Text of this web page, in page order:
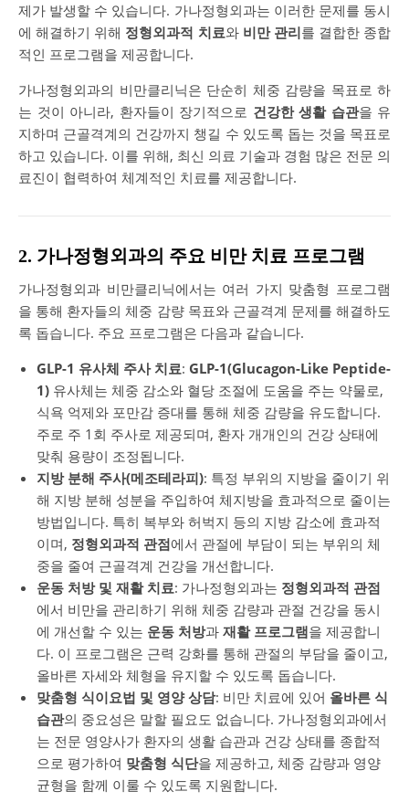
제가 발생할 수 있습니다. 가나정형외과는 이러한 문제를 동시
에 해결하기 위해 정형외과적 치료와 비만 관리를 결합한 종합
적인 프로그램을 제공합니다.
가나정형외과의 비만클리닉은 단순히 체중 감량을 목표로 하
는 것이 아니라, 환자들이 장기적으로 건강한 생활 습관을 유
지하며 근골격계의 건강까지 챙길 수 있도록 돕는 것을 목표로
하고 있습니다. 이를 위해, 최신 의료 기술과 경험 많은 전문 의
료진이 협력하여 체계적인 치료를 제공합니다.
2. 가나정형외과의 주요 비만 치료 프로그램
가나정형외과 비만클리닉에서는 여러 가지 맞춤형 프로그램
을 통해 환자들의 체중 감량 목표와 근골격계 문제를 해결하도
록 돕습니다. 주요 프로그램은 다음과 같습니다.
GLP-1 유사체 주사 치료: GLP-1(Glucagon-Like Peptide-
1) 유사체는 체중 감소와 혈당 조절에 도움을 주는 약물로,
식욕 억제와 포만감 증대를 통해 체중 감량을 유도합니다.
주로 주 1회 주사로 제공되며, 환자 개개인의 건강 상태에
맞춰 용량이 조정됩니다.
지방 분해 주사(메조테라피): 특정 부위의 지방을 줄이기 위
해 지방 분해 성분을 주입하여 체지방을 효과적으로 줄이는
방법입니다. 특히 복부와 허벅지 등의 지방 감소에 효과적
이며, 정형외과적 관점에서 관절에 부담이 되는 부위의 체
중을 줄여 근골격계 건강을 개선합니다.
운동 처방 및 재활 치료: 가나정형외과는 정형외과적 관점
에서 비만을 관리하기 위해 체중 감량과 관절 건강을 동시
에 개선할 수 있는 운동 처방과 재활 프로그램을 제공합니
다. 이 프로그램은 근력 강화를 통해 관절의 부담을 줄이고,
올바른 자세와 체형을 유지할 수 있도록 돕습니다.
맞춤형 식이요법 및 영양 상담: 비만 치료에 있어 올바른 식
습관의 중요성은 말할 필요도 없습니다. 가나정형외과에서
는 전문 영양사가 환자의 생활 습관과 건강 상태를 종합적
으로 평가하여 맞춤형 식단을 제공하고, 체중 감량과 영양
균형을 함께 이룰 수 있도록 지원합니다.